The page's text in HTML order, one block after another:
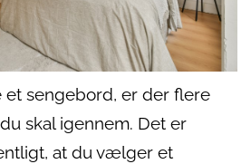
sengebord, er der flere
skal igennem. Det er
at du vælger et